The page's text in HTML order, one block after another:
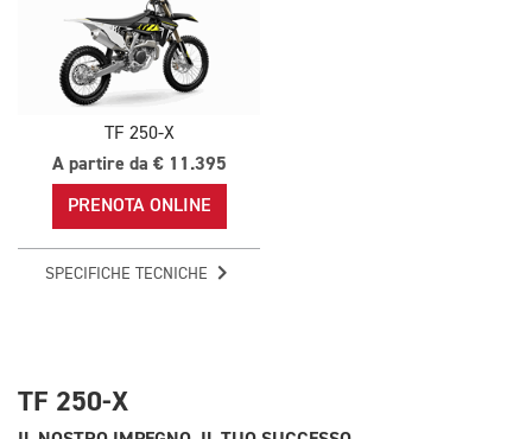
TF 250-X
A partire da € 11.395
PRENOTA ONLINE
SPECIFICHE TECNICHE
TF 250-X